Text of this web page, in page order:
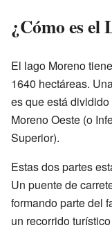
¿Cómo es el
El lago Moreno
1640 hectáreas.
es que está
Moreno Oeste (o
Superior).
Estas dos partes
Un puente de
formando parte del
un recorrido